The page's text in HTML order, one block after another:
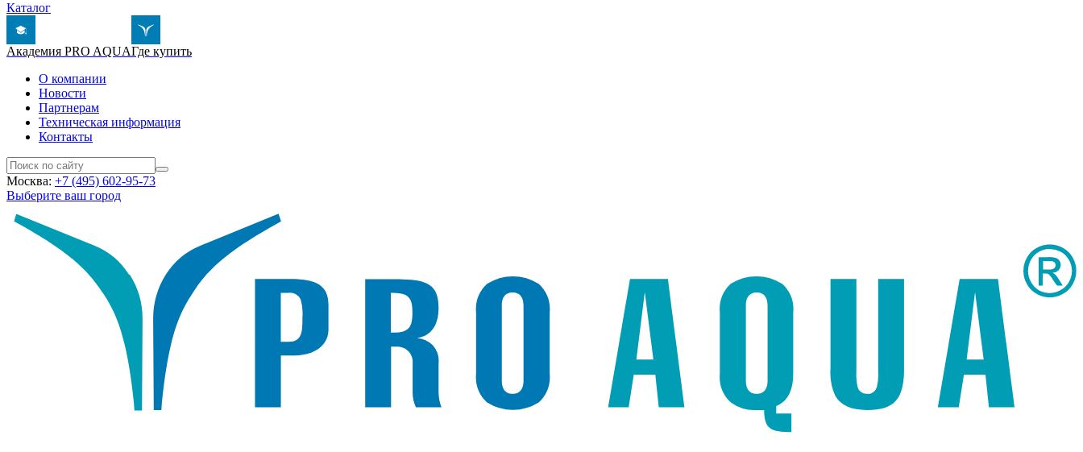
Каталог
Академия PRO AQUAГде купить
О компании
Новости
Партнерам
Техническая информация
Контакты
Москва: +7 (495) 602-95-73
Выберите ваш город